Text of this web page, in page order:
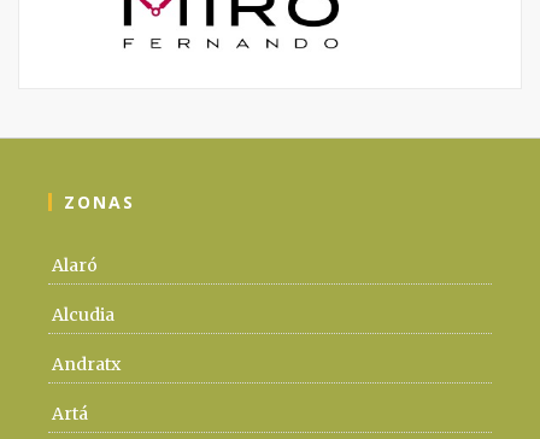
ZONAS
Alaró
Alcudia
Andratx
Artá